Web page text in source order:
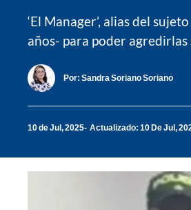
‘El Manager’, alias del
años- para poder agredirlas
Por: Sandra Soriano Soriano
10 de Jul, 2025 Actualizado: 10 De Jul,